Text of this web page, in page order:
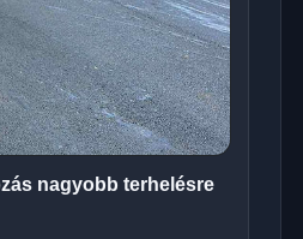
nagyobb terhelésre